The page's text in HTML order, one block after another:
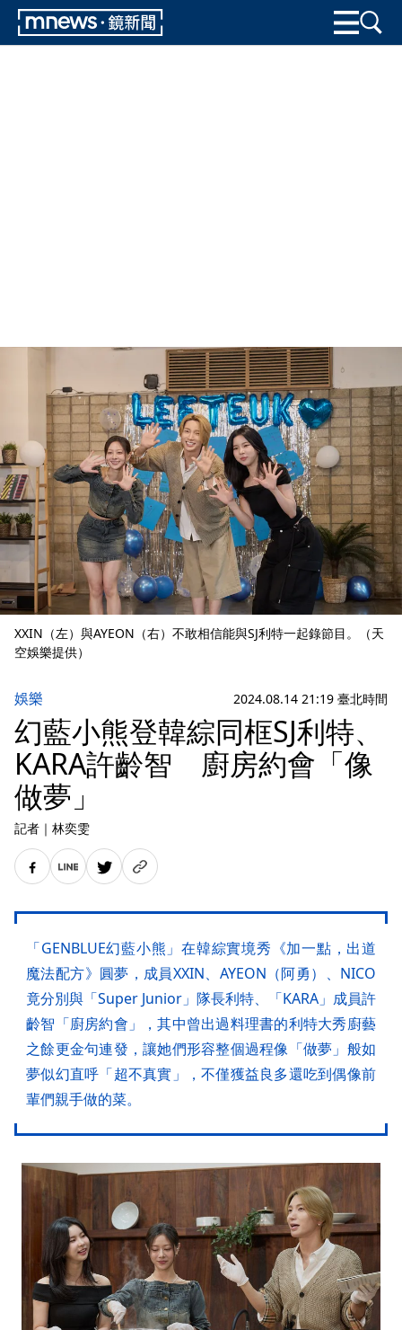
XXIN（左）與AYEON（右）不敢相信能與SJ利特一起錄節目。（天
空娛樂提供）
娛樂 2024.08.14 21:19 臺北時間
幻藍小熊登韓綜同框SJ利特、
KARA許齡智 廚房約會「像
做夢」
記者 ｜ 林奕雯
「GENBLUE幻藍小熊」在韓綜實境秀《加一點，出道
魔法配方》圓夢，成員XXIN、AYEON（阿勇）、NICO
竟分別與「Super Junior」隊長利特、「KARA」成員許
齡智「廚房約會」，其中曾出過料理書的利特大秀廚藝
之餘更金句連發，讓她們形容整個過程像「做夢」般如
夢似幻直呼「超不真實」，不僅獲益良多還吃到偶像前
輩們親手做的菜。